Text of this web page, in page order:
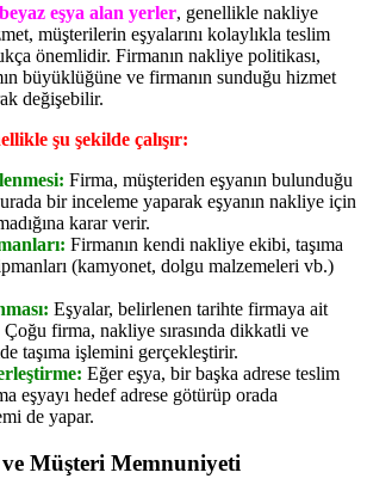
eşya alan yerler, genellikle nakliye
müşterilerin eşyalarını kolaylıkla teslim
önemlidir. Firmanın nakliye politikası,
büyüklüğüne ve firmanın sunduğu hizmet
değişebilir.
şu şekilde çalışır:
Firma, müşteriden eşyanın bulunduğu
bir inceleme yaparak eşyanın nakliye için
karar verir.
Firmanın kendi nakliye ekibi, taşıma
(kamyonet, dolgu malzemeleri vb.)
Eşyalar, belirlenen tarihte firmaya ait
Çoğu firma, nakliye sırasında dikkatli ve
taşıma işlemini gerçekleştirir.
Eğer eşya, bir başka adrese teslim
eşyayı hedef adrese götürüp orada
de yapar.
Müşteri Memnuniyeti